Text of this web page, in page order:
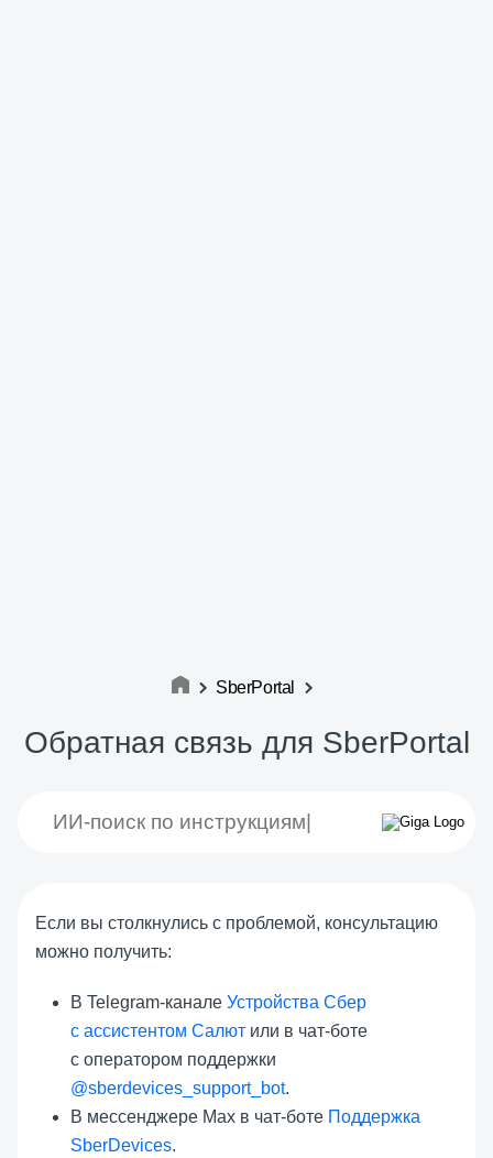
SberPortal
Обратная связь для SberPortal
Если вы столкнулись с проблемой, консультацию
можно получить:
В Telegram-канале Устройства Сбер
с ассистентом Салют или в чат-боте
с оператором поддержки
@sberdevices_support_bot.
В мессенджере Max в чат-боте Поддержка
SberDevices.